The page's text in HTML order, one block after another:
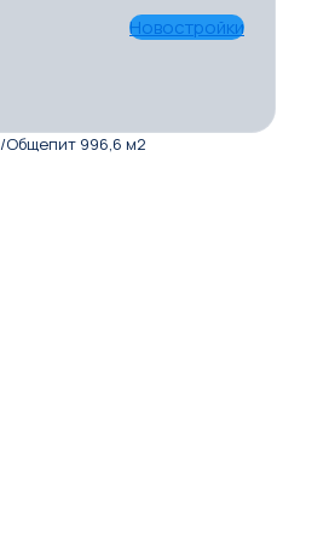
Новостройки
/Общепит 996,6 м2